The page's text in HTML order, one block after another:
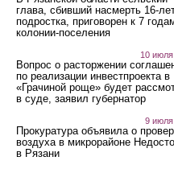
глава, сбивший насмерть 16-
подростка, приговорен к 7
колонии-поселения
10
Вопрос о расторжении
по реализации инвестпроекта в
«Грачиной роще» будет
в суде, заявил губернатор
9 июля
Прокуратура объявила о
воздуха в микрорайоне
в Рязани